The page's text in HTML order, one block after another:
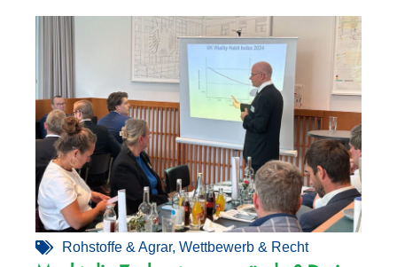
Rohstoffe & Agrar, Wettbewerb & Recht